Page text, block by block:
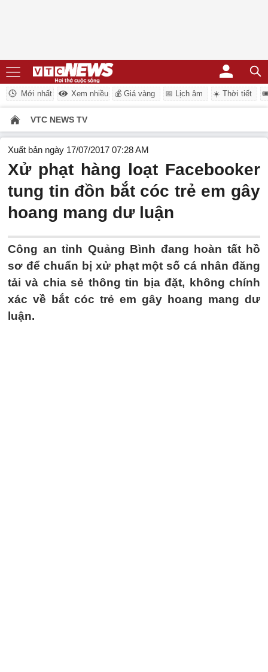
Mới nhất Xem nhiều 💰 Giá vàng 📅 Lịch âm ☀️ Thời tiết
VTC NEWS TV
Xuất bản ngày 17/07/2017 07:28 AM
Xử phạt hàng loạt Facebooker
tung tin đồn bắt cóc trẻ em gây
hoang mang dư luận
Công an tỉnh Quảng Bình đang hoàn tất hồ
sơ để chuẩn bị xử phạt một số cá nhân đăng
tải và chia sẻ thông tin bịa đặt, không chính
xác về bắt cóc trẻ em gây hoang mang dư
luận.